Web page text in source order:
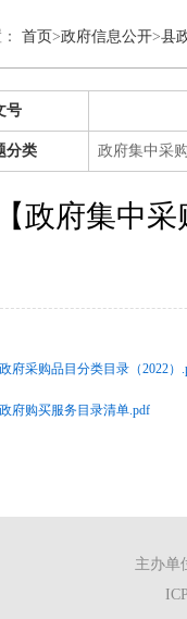
首页>政府信息公开>县
号
分类 政府集中采购
【政府集中
政府采购品目分类目录（2022）
政府购买服务目录清单.pdf
主办单